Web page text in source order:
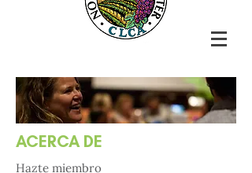
ACERCA DE
Hazte miembro